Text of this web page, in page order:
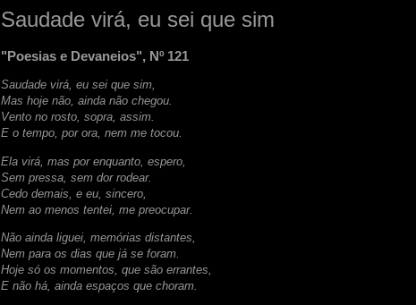
Saudade virá, eu sei que sim
"Poesias e Devaneios", Nº 121
Saudade virá, eu sei que sim,
Mas hoje não, ainda não chegou.
Vento no rosto, sopra, assim.
E o tempo, por ora, nem me tocou.
Ela virá, mas por enquanto, espero,
Sem pressa, sem dor rodear.
Cedo demais, e eu, sincero,
Nem ao menos tentei, me preocupar.
Não ainda liguei, memórias distantes,
Nem para os dias que já se foram.
Hoje só os momentos, que são errantes,
E não há, ainda espaços que choram.